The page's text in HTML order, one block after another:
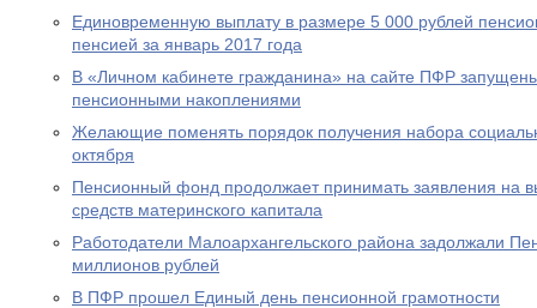
Единовременную выплату в размере 5 000 рублей
пенсией за январь 2017 года
В «Личном кабинете гражданина» на сайте ПФР
пенсионными накоплениями
Желающие поменять порядок получения набора
октября
Пенсионный фонд продолжает принимать заявления на
средств материнского капитала
Работодатели Малоархангельского района задолжали
миллионов рублей
В ПФР прошел Единый день пенсионной грамотности